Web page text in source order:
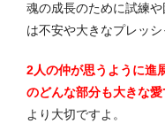
魂の成長のために試練
は不安や大きなプレッシ
2人の仲が思うように進
のどんな部分も大きな
より大切ですよ。